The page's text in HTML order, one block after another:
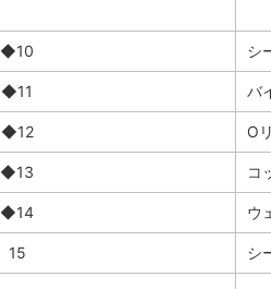
◆10 シ
◆11 バ
◆12 O
◆13 コ
◆14 ウ
15 シ